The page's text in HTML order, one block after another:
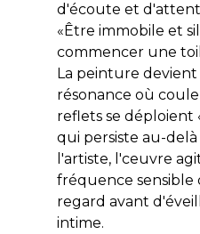
d'écoute et
«Être immobile et
commencer une
La peinture
résonance où
reflets se déploient
qui persiste au-
l'artiste, l'ceuvre
fréquence sensible
regard avant
intime.